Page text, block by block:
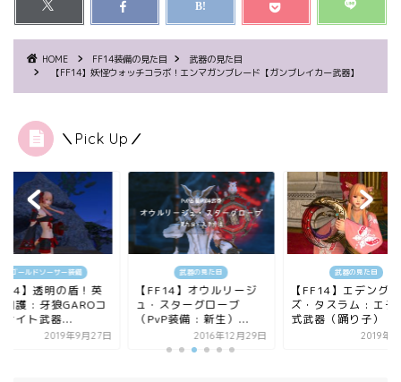
HOME FF14装備の見た目
武器の見た目
【FF14】妖怪ウォッチコラボ！エンマガンブレード【ガンブレイカー武器】
＼Pick Up／
ゴールドソーサー装備
】透明の盾！英
加護 : 牙狼GAROコ
ナイト武器...
2019年9月27日
武器の見た目
【FF14】オウルリージ
ュ・スターグローブ
（PvP装備 : 新生）...
2016年12月29日
武器の見た目
【FF14】エデング
ズ・タスラム : エデ
式武器（踊り子）
2019年9